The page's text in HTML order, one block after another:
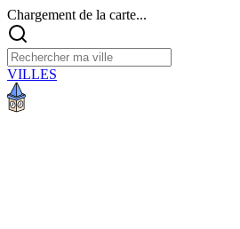
Chargement de la carte...
VILLES